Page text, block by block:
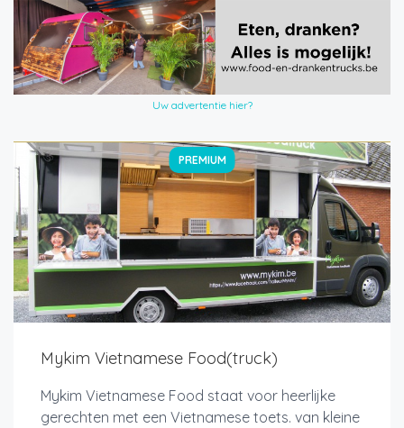
Uw advertentie hier?
PREMIUM
Mykim Vietnamese Food(truck)
Mykim Vietnamese Food staat voor heerlijke
gerechten met een Vietnamese toets. van kleine